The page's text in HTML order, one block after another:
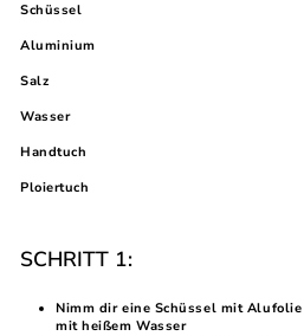
Schüssel
Aluminium
Salz
Wasser
Handtuch
Ploiertuch
SCHRITT 1:
Nimm dir eine Schüssel mit
mit heißem Wasser